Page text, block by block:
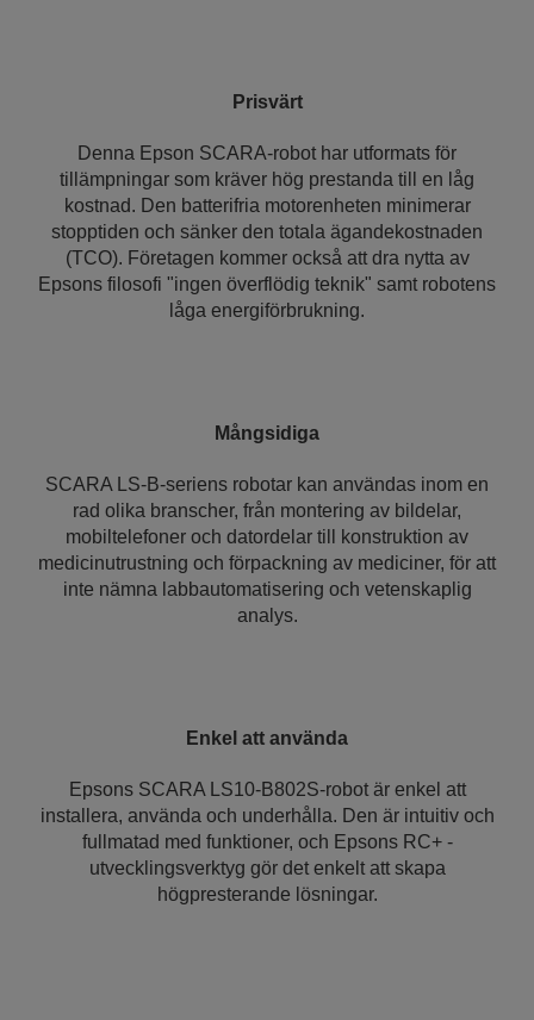
Prisvärt
Denna Epson SCARA-robot har utformats för
tillämpningar som kräver hög prestanda till en låg
kostnad. Den batterifria motorenheten minimerar
stopptiden och sänker den totala ägandekostnaden
(TCO). Företagen kommer också att dra nytta av
Epsons filosofi "ingen överflödig teknik" samt robotens
låga energiförbrukning.
Mångsidiga
SCARA LS-B-seriens robotar kan användas inom en
rad olika branscher, från montering av bildelar,
mobiltelefoner och datordelar till konstruktion av
medicinutrustning och förpackning av mediciner, för att
inte nämna labbautomatisering och vetenskaplig
analys.
Enkel att använda
Epsons SCARA LS10-B802S-robot är enkel att
installera, använda och underhålla. Den är intuitiv och
fullmatad med funktioner, och Epsons RC+ -
utvecklingsverktyg gör det enkelt att skapa
högpresterande lösningar.